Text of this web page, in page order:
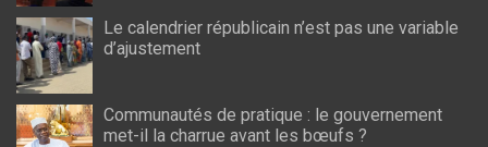
Le calendrier républicain n’est pas une variable
d’ajustement
Communautés de pratique : le gouvernement
met-il la charrue avant les bœufs ?